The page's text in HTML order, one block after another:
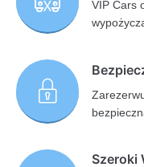
VIP Cars
Szeroki